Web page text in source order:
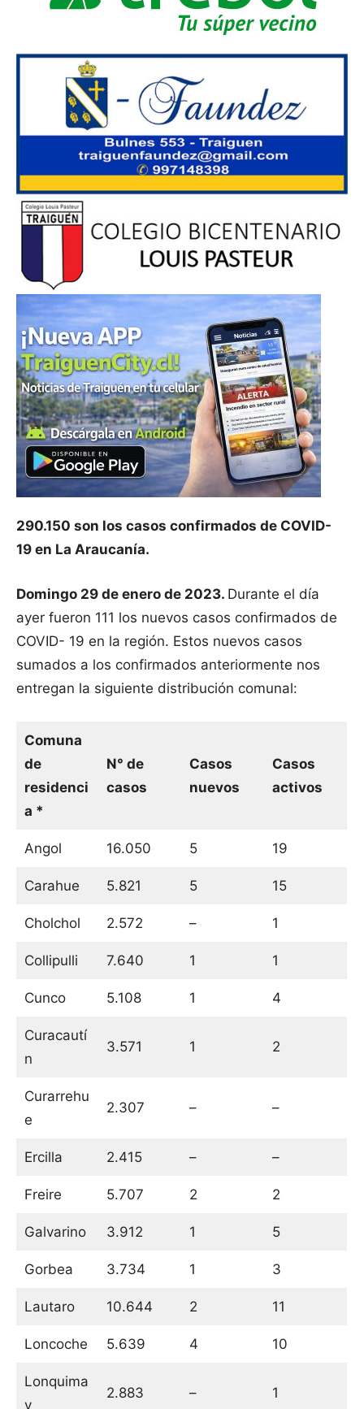
290.150 son los casos confirmados de COVID-
19 en La Araucanía.
Domingo 29 de enero de 2023. Durante el día
ayer fueron 111 los nuevos casos confirmados de
COVID- 19 en la región. Estos nuevos casos
sumados a los confirmados anteriormente nos
entregan la siguiente distribución comunal:
Comuna
de
residenci
a *
N° de
casos
Casos
nuevos
Casos
activos
Angol 16.050 5 19
Carahue 5.821 5 15
Cholchol 2.572 – 1
Collipulli 7.640 1 1
Cunco 5.108 1 4
Curacautí
n
3.571 1 2
Curarrehu
e
2.307 – –
Ercilla 2.415 – –
Freire 5.707 2 2
Galvarino 3.912 1 5
Gorbea 3.734 1 3
Lautaro 10.644 2 11
Loncoche 5.639 4 10
Lonquima
y
2.883 – 1